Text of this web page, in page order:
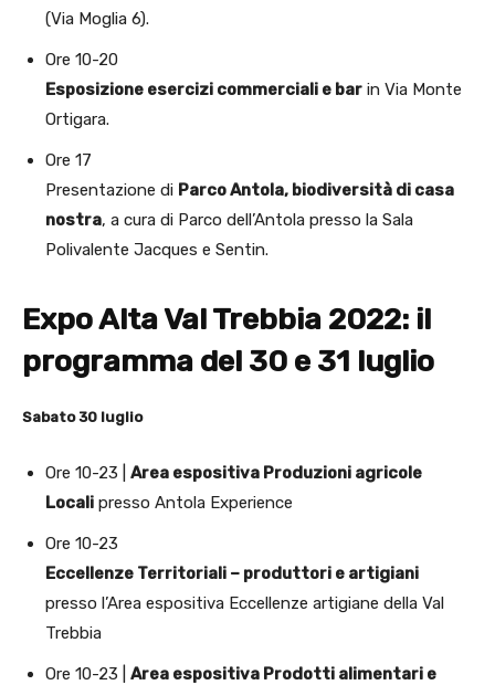
(Via Moglia 6).
Ore 10-20
Esposizione esercizi commerciali e bar in Via Monte
Ortigara.
Ore 17
Presentazione di Parco Antola, biodiversità di casa
nostra, a cura di Parco dell’Antola presso la Sala
Polivalente Jacques e Sentin.
Expo Alta Val Trebbia 2022: il
programma del 30 e 31 luglio
Sabato 30 luglio
Ore 10-23 | Area espositiva Produzioni agricole
Locali presso Antola Experience
Ore 10-23
Eccellenze Territoriali – produttori e artigiani
presso l’Area espositiva Eccellenze artigiane della Val
Trebbia
Ore 10-23 | Area espositiva Prodotti alimentari e